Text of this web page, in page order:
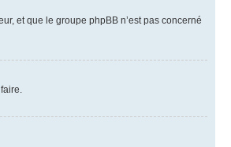
et que le groupe phpBB n’est pas concerné